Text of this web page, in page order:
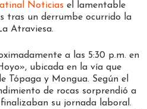
Noticias el lamentable
tras un derrumbe ocurrido la
Atraviesa.
a las 5:30 p.m. en
ubicada en la vía que
Tópaga y Mongua. Según el
de rocas sorprendió a
su jornada laboral.